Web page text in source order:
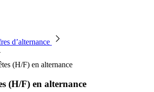
d’alternance
(H/F) en alternance
(H/F) en alternance